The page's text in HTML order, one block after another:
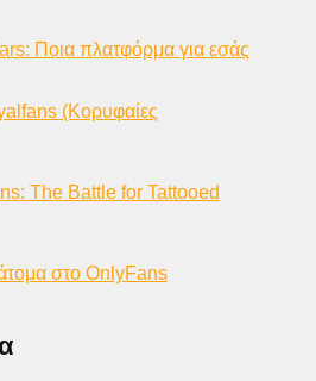
Ποια πλατφόρμα για εσάς
(Κορυφαίες
The Battle for Tattooed
στο OnlyFans